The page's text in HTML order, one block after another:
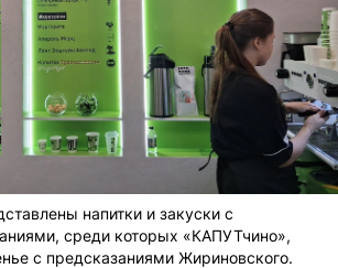
напитки и закуски с
среди которых «КАПУТчино»,
с предсказаниями Жириновского.